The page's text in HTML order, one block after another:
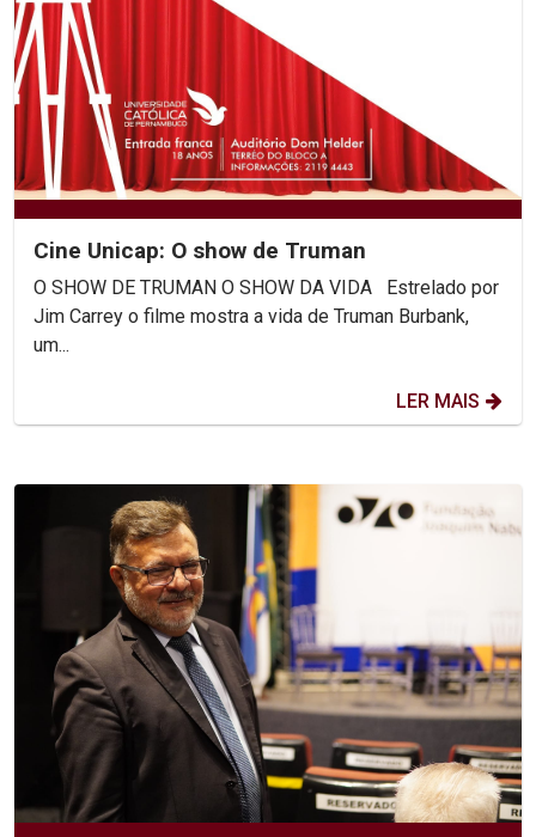
Cine Unicap: O show de Truman
O SHOW DE TRUMAN O SHOW DA VIDA Estrelado por
Jim Carrey o filme mostra a vida de Truman Burbank,
um...
LER MAIS